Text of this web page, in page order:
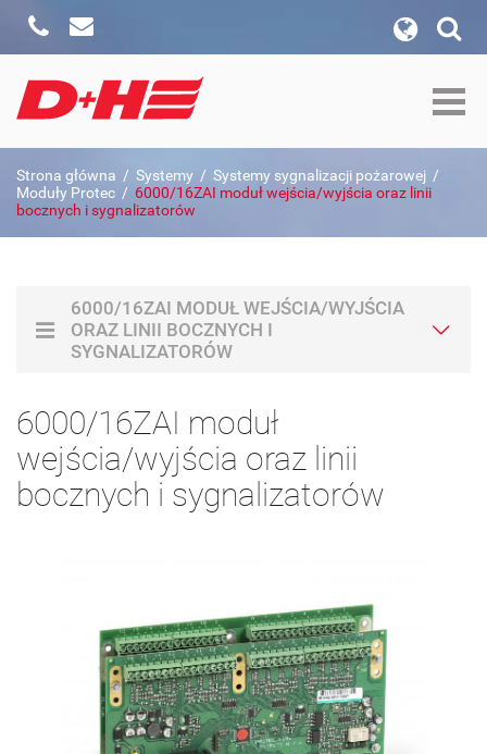
Formularz wyszukiwania
wyszukiwanie w witrynie
Szukaj
Strona główna / Systemy / Systemy sygnalizacji pożarowej /
Moduły Protec / 6000/16ZAI moduł wejścia/wyjścia oraz linii
bocznych i sygnalizatorów
6000/16ZAI MODUŁ WEJŚCIA/WYJŚCIA
ORAZ LINII BOCZNYCH I
SYGNALIZATORÓW
6000/16ZAI moduł
wejścia/wyjścia oraz linii
bocznych i sygnalizatorów